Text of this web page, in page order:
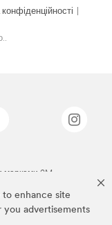
to enhance site
you advertisements
конфіденційності
марками 3M.